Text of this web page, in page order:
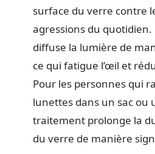
surface du verre contre
agressions du
diffuse la lumière de
ce qui fatigue l’œil et
Pour les personnes qui
lunettes dans un sac ou
traitement prolonge la
du verre de manière